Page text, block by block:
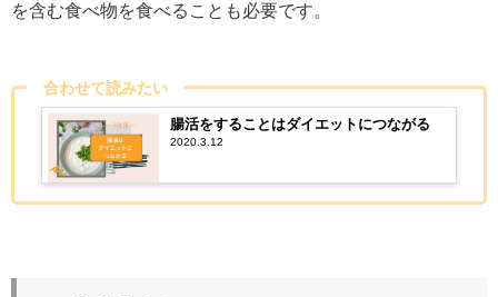
を含む食べ物を食べることも必要です。
合わせて読みたい
腸活をすることはダイエットにつながる
2020.3.12